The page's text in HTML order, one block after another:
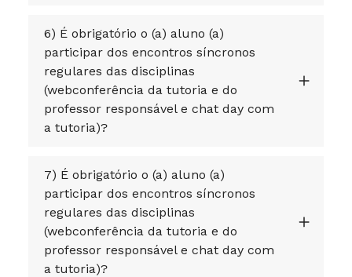
6) É obrigatório o (a) aluno (a)
participar dos encontros síncronos
regulares das disciplinas
(webconferência da tutoria e do
professor responsável e chat day com
a tutoria)?
7) É obrigatório o (a) aluno (a)
participar dos encontros síncronos
regulares das disciplinas
(webconferência da tutoria e do
professor responsável e chat day com
a tutoria)?